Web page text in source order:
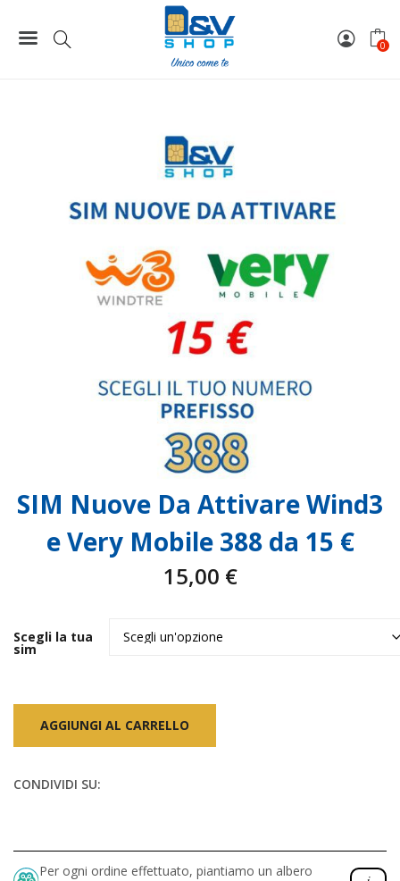
0
SIM Nuove Da Attivare Wind3 e Very Mobile 15 €
SIM Nuove Da Attivare Wind3 e Very Mobile 388 da 15 €
SIM Nuove Da Attivare Wind3
e Very Mobile 388 da 15 €
15,00 €
Scegli la tua
sim
AGGIUNGI AL CARRELLO
CONDIVIDI SU:
Per ogni ordine effettuato, piantiamo un albero